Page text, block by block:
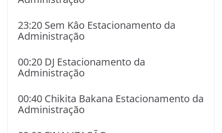
23:20 Sem Kâo Estacionamento da
Administração
00:20 DJ Estacionamento da
Administração
00:40 Chikita Bakana Estacionamento da
Administração